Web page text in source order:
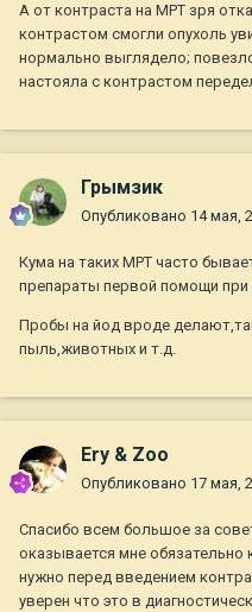
А от контраста на МРТ зря
контрастом смогли опухоль
нормально выглядело;
настояла с контрастом
Грымзик
Опубликовано 14 мая,
Кума на таких МРТ часто
препараты первой помощи при
Пробы на йод вроде
пыль,животных и т.д.
Ery & Zoo
Опубликовано 17 мая,
Спасибо всем большое за
оказывается мне обязательно
нужно перед введением
уверен что это в